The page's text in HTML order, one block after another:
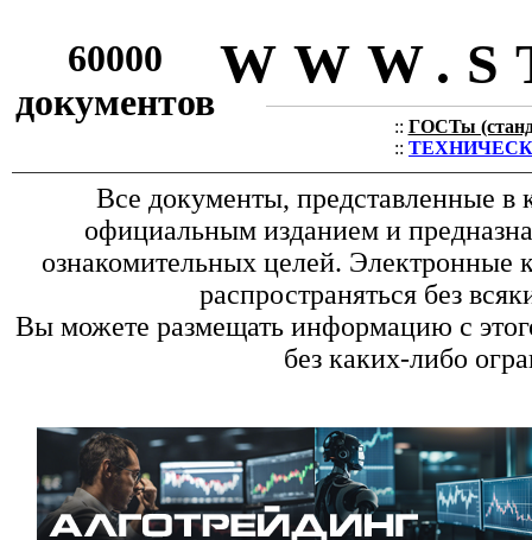
60000
документов
:: ГОСТы
::
Все документы, представленные в
официальным изданием и
ознакомительных целей. Электронные
распространяться без
Вы можете размещать информацию с
без каких-либо